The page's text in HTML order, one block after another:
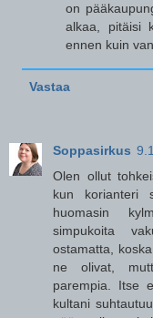
on
alkaa, pitäisi
ennen kuin
Vastaa
Soppasirkus
Olen ollut
kun korianteri
huomasin
simpukoita
ostamatta,
ne olivat,
parempia. Itse
kultani